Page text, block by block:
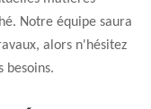
Notre équipe saura
alors n'hésitez
besoins.